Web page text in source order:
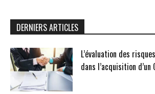
DERNIERS ARTICLES
L’évaluation des
dans l’acquisition d’un